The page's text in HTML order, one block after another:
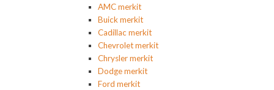
AMC merkit
Buick merkit
Cadillac merkit
Chevrolet merkit
Chrysler merkit
Dodge merkit
Ford merkit